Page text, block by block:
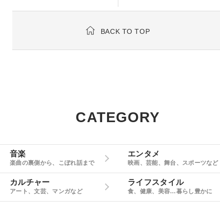
BACK TO TOP
CATEGORY
音楽
楽曲の裏側から、こぼれ話まで
エンタメ
映画、芸能、舞台、スポーツなど
カルチャー
アート、文芸、マンガなど
ライフスタイル
食、健康、美容…暮らし豊かに